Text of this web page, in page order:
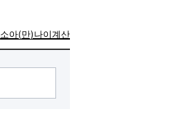
소아(만)나이계산